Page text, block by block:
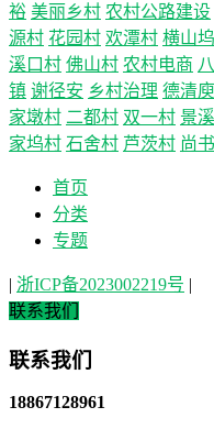
裕 美丽乡村 农村公路建设
源村 花园村 欢潭村 横山
溪口村 佛山村 农村电商
镇 谢径安 乡村治理 德清
家墩村 二都村 双一村 景
家坞村 石舍村 芦茨村 尚
首页
分类
专题
| 浙ICP备2023002219号 |
联系我们
联系我们
18867128961